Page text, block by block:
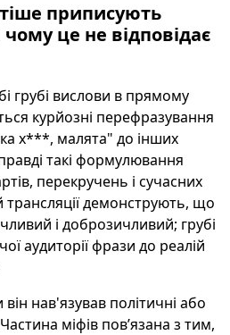
приписують
це не відповідає
грубі вислови в прямому
курйозні перефразування
х***, малята" до інших
такі формулювання
перекручень і сучасних
трансляції демонструють, що
і доброзичливий; грубі
аудиторії фрази до реалій
він нав'язував політичні або
міфів пов’язана з тим,